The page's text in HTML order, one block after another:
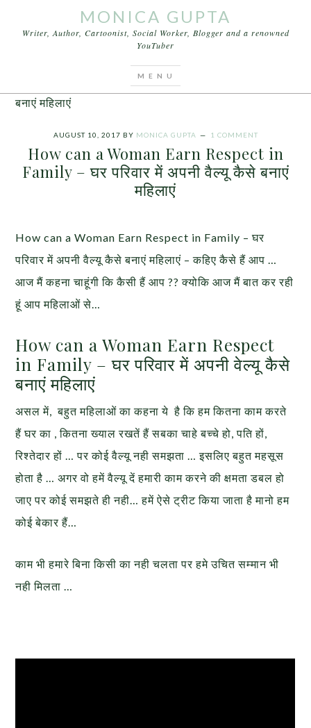
MONICA GUPTA
Writer, Author, Cartoonist, Social Worker, Blogger and a renowned
YouTuber
Earn Respect in Family – घर परिवार में अपनी वैल्यू कैसे
बनाएं महिलाएं
AUGUST 10, 2017 BY MONICA GUPTA 1 COMMENT
How can a Woman Earn Respect in
Family – घर परिवार में अपनी वैल्यू कैसे बनाएं
महिलाएं
How can a Woman Earn Respect in Family – घर
परिवार में अपनी वैल्यू कैसे बनाएं महिलाएं – कहिए कैसे हैं आप …
आज मैं कहना चाहूंगी कि कैसी हैं आप ?? क्योकि आज मैं बात कर रही
हूं आप महिलाओं से…
How can a Woman Earn Respect
in Family – घर परिवार में अपनी वेल्यू कैसे
बनाएं महिलाएं
असल में, बहुत महिलाओं का कहना ये है कि हम कितना काम करते
हैं घर का , कितना ख्याल रखतें हैं सबका चाहे बच्चे हो, पति हों,
रिश्तेदार हों … पर कोई वैल्यू नही समझता … इसलिए बहुत महसूस
होता है … अगर वो हमें वैल्यू दें हमारी काम करने की क्षमता डबल हो
जाए पर कोई समझते ही नही… हमें ऐसे ट्रीट किया जाता है मानो हम
कोई बेकार हैं…
काम भी हमारे बिना किसी का नही चलता पर हमे उचित सम्मान भी
नही मिलता …